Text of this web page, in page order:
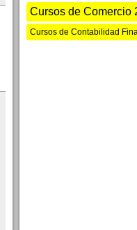
Cursos de Comercio
Cursos de Contabilidad